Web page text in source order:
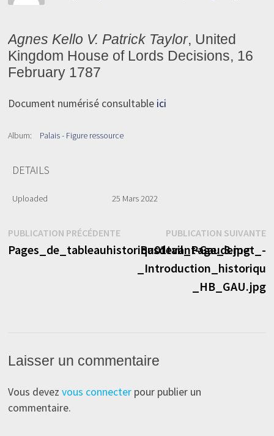
Agnes Kello V. Patrick Taylor, United
Kingdom House of Lords Decisions, 16
February 1787
Document numérisé consultable ici
Album: Palais - Figure ressource
DETAILS
Uploaded 25 Mars 2022
Navigation
de
PUBLICATION PRÉCÉDENTEPublication
précédente :
Pages_de_tableauhistoriqu01tail_Page_3.jpg
PUBLICATION SUIVANTE
Basdevant-Gaudemet_-
_HB_GAU.jpg
Laisser un commentaire
Vous devez vous connecterpour publier un
commentaire.